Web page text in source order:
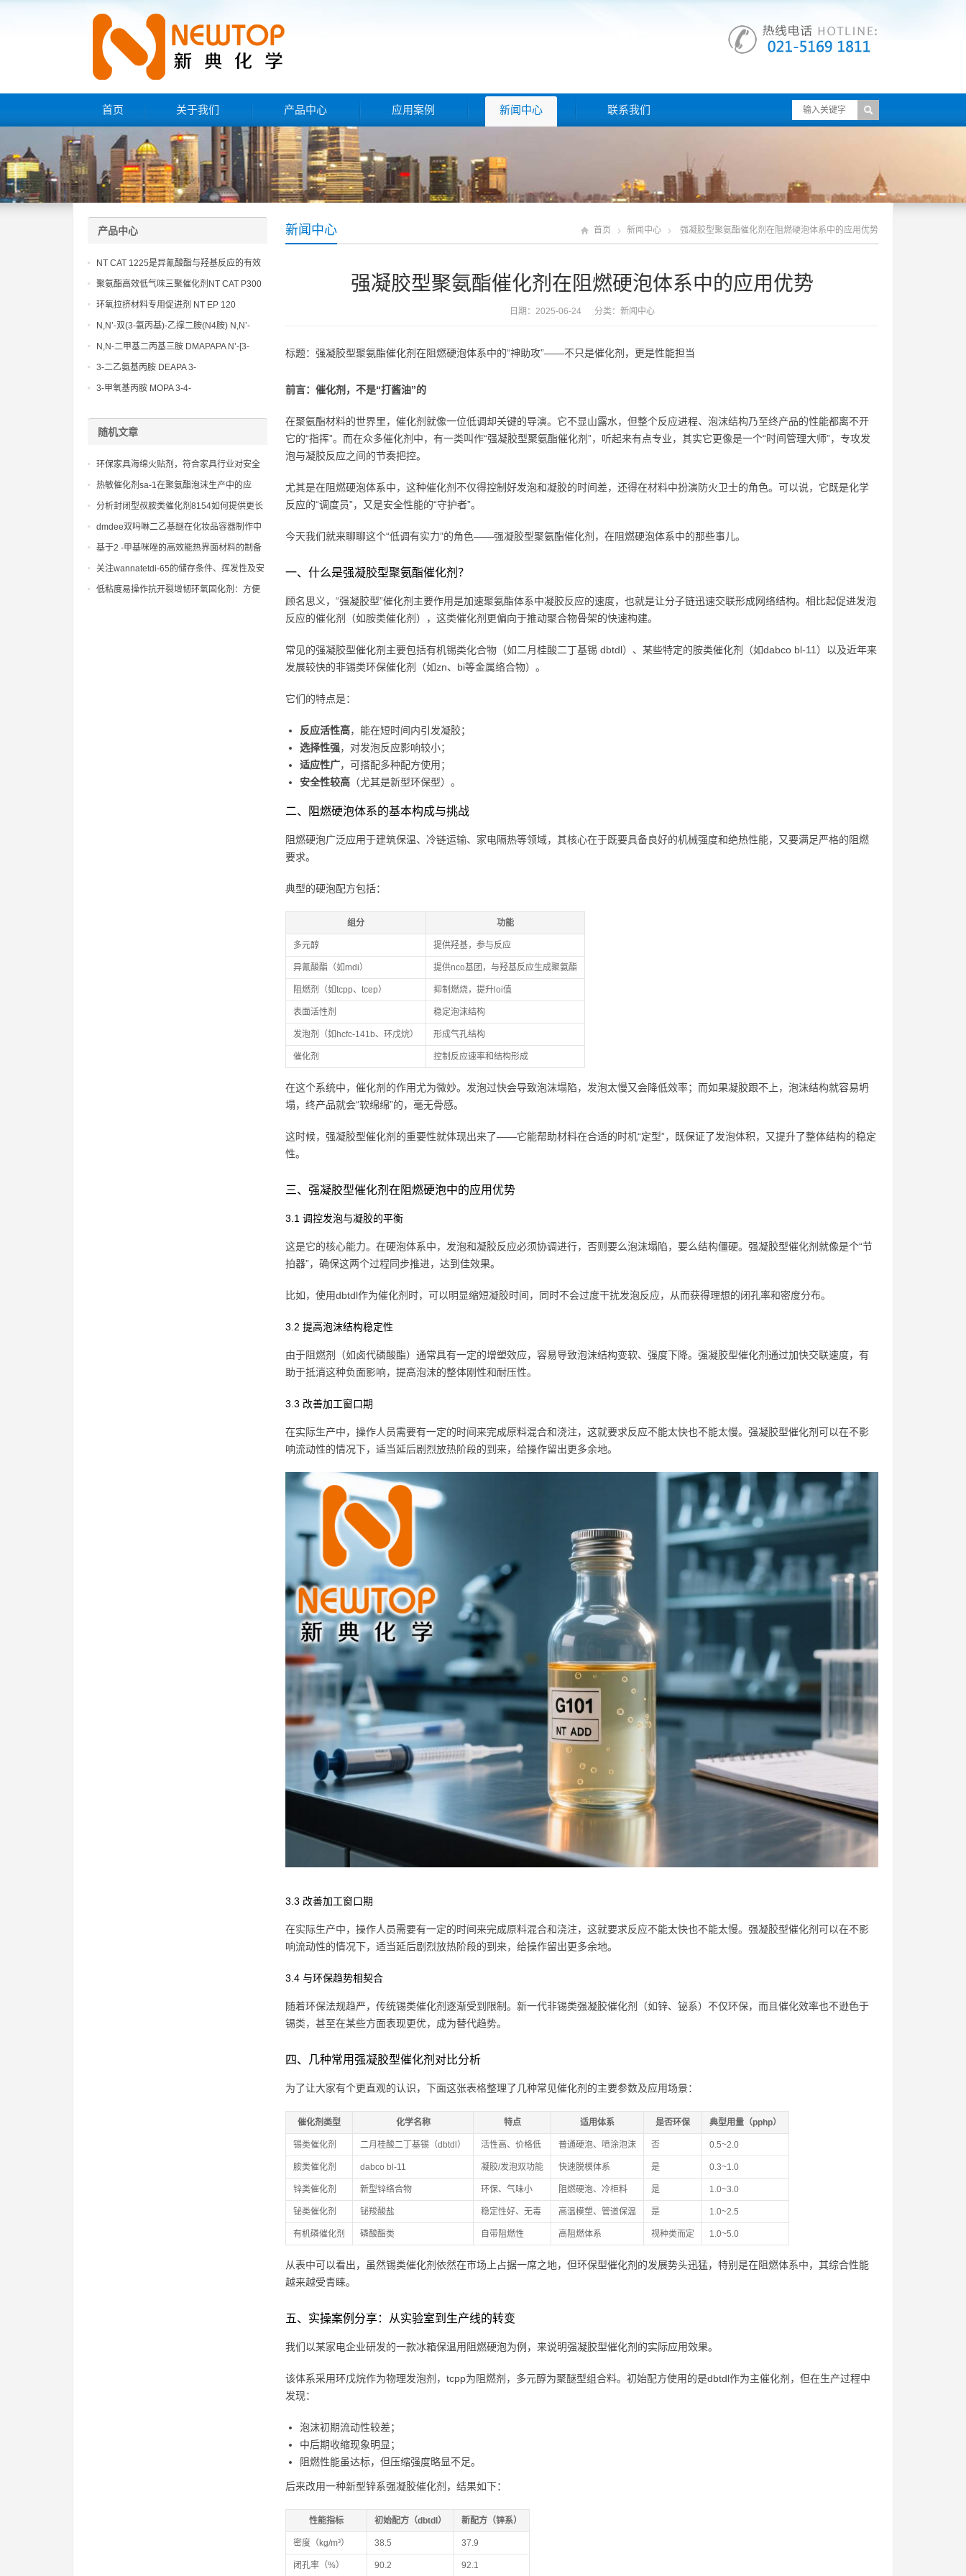
首页 关于我们 产品中心 应用案例 新闻中心 联系我们
新闻中心 首页 新闻中心 强凝胶型聚氨酯催化剂在阻燃硬泡体系中的应用优势
强凝胶型聚氨酯催化剂在阻燃硬泡体系中的应用优势
日期：2025-06-24 分类： 新闻中心
标题：强凝胶型聚氨酯催化剂在阻燃硬泡体系中的“神助攻”——不只是催化剂，更是性能担当
前言：催化剂，不是“打酱油”的
在聚氨酯材料的世界里，催化剂就像一位低调却关键的导演。它不显山露水，但整个反应进程、泡沫结构乃至终产品的性能都离不开
它的“指挥”。而在众多催化剂中，有一类叫作“强凝胶型聚氨酯催化剂”，听起来有点专业，其实它更像是一个“时间管理大师”，专攻发
泡与凝胶反应之间的节奏把控。
尤其是在阻燃硬泡体系中，这种催化剂不仅得控制好发泡和凝胶的时间差，还得在材料中扮演防火卫士的角色。可以说，它既是化学
反应的“调度员”，又是安全性能的“守护者”。
今天我们就来聊聊这个“低调有实力”的角色——强凝胶型聚氨酯催化剂，在阻燃硬泡体系中的那些事儿。
一、什么是强凝胶型聚氨酯催化剂？
顾名思义，“强凝胶型”催化剂主要作用是加速聚氨酯体系中凝胶反应的速度，也就是让分子链迅速交联形成网络结构。相比起促进发泡
反应的催化剂（如胺类催化剂），这类催化剂更偏向于推动聚合物骨架的快速构建。
常见的强凝胶型催化剂主要包括有机锡类化合物（如二月桂酸二丁基锡 dbtdl）、某些特定的胺类催化剂（如dabco bl-11）以及近年来
发展较快的非锡类环保催化剂（如zn、bi等金属络合物）。
它们的特点是：
反应活性高，能在短时间内引发凝胶；
选择性强，对发泡反应影响较小；
适应性广，可搭配多种配方使用；
安全性较高 （尤其是新型环保型）。
二、阻燃硬泡体系的基本构成与挑战
阻燃硬泡广泛应用于建筑保温、冷链运输、家电隔热等领域，其核心在于既要具备良好的机械强度和绝热性能，又要满足严格的阻燃
要求。
典型的硬泡配方包括：
组分 功能
多元醇 提供羟基，参与反应
异氰酸酯（如mdi） 提供nco基团，与羟基反应生成聚氨酯
阻燃剂（如tcpp、tcep） 抑制燃烧，提升loi值
表面活性剂 稳定泡沫结构
发泡剂（如hcfc-141b、环戊烷） 形成气孔结构
催化剂 控制反应速率和结构形成
在这个系统中，催化剂的作用尤为微妙。发泡过快会导致泡沫塌陷，发泡太慢又会降低效率；而如果凝胶跟不上，泡沫结构就容易坍
塌，终产品就会“软绵绵”的，毫无骨感。
这时候，强凝胶型催化剂的重要性就体现出来了——它能帮助材料在合适的时机“定型”，既保证了发泡体积，又提升了整体结构的稳定
性。
三、强凝胶型催化剂在阻燃硬泡中的应用优势
3.1 调控发泡与凝胶的平衡
这是它的核心能力。在硬泡体系中，发泡和凝胶反应必须协调进行，否则要么泡沫塌陷，要么结构僵硬。强凝胶型催化剂就像是个“节
拍器”，确保这两个过程同步推进，达到佳效果。
比如，使用dbtdl作为催化剂时，可以明显缩短凝胶时间，同时不会过度干扰发泡反应，从而获得理想的闭孔率和密度分布。
3.2 提高泡沫结构稳定性
由于阻燃剂（如卤代磷酸酯）通常具有一定的增塑效应，容易导致泡沫结构变软、强度下降。强凝胶型催化剂通过加快交联速度，有
助于抵消这种负面影响，提高泡沫的整体刚性和耐压性。
3.3 改善加工窗口期
在实际生产中，操作人员需要有一定的时间来完成原料混合和浇注，这就要求反应不能太快也不能太慢。强凝胶型催化剂可以在不影
响流动性的情况下，适当延后剧烈放热阶段的到来，给操作留出更多余地。
3.3 改善加工窗口期
在实际生产中，操作人员需要有一定的时间来完成原料混合和浇注，这就要求反应不能太快也不能太慢。强凝胶型催化剂可以在不影
响流动性的情况下，适当延后剧烈放热阶段的到来，给操作留出更多余地。
3.4 与环保趋势相契合
随着环保法规趋严，传统锡类催化剂逐渐受到限制。新一代非锡类强凝胶催化剂（如锌、铋系）不仅环保，而且催化效率也不逊色于
锡类，甚至在某些方面表现更优，成为替代趋势。
四、几种常用强凝胶型催化剂对比分析
为了让大家有个更直观的认识，下面这张表格整理了几种常见催化剂的主要参数及应用场景：
催化剂类型 化学名称 特点 适用体系 是否环保 典型用量（pphp）
锡类催化剂 二月桂酸二丁基锡（dbtdl） 活性高、价格低 普通硬泡、喷涂泡沫 否 0.5~2.0
胺类催化剂 dabco bl-11 凝胶/发泡双功能 快速脱模体系 是 0.3~1.0
锌类催化剂 新型锌络合物 环保、气味小 阻燃硬泡、冷柜料 是 1.0~3.0
铋类催化剂 铋羧酸盐 稳定性好、无毒 高温模塑、管道保温 是 1.0~2.5
有机磷催化剂 磷酸酯类 自带阻燃性 高阻燃体系 视种类而定 1.0~5.0
从表中可以看出，虽然锡类催化剂依然在市场上占据一席之地，但环保型催化剂的发展势头迅猛，特别是在阻燃体系中，其综合性能
越来越受青睐。
五、实操案例分享：从实验室到生产线的转变
我们以某家电企业研发的一款冰箱保温用阻燃硬泡为例，来说明强凝胶型催化剂的实际应用效果。
该体系采用环戊烷作为物理发泡剂，tcpp为阻燃剂，多元醇为聚醚型组合料。初始配方使用的是dbtdl作为主催化剂，但在生产过程中
发现：
泡沫初期流动性较差；
中后期收缩现象明显；
阻燃性能虽达标，但压缩强度略显不足。
后来改用一种新型锌系强凝胶催化剂，结果如下：
性能指标 初始配方（dbtdl） 新配方（锌系）
密度（kg/m³） 38.5 37.9
闭孔率（%） 90.2 92.1
产品中心
NT CAT 1225是异氰酸酯与羟基反应的有效
催化剂
聚氨酯高效低气味三聚催化剂NT CAT P300
环氧拉挤材料专用促进剂 NT EP 120
N,N’-双(3-氨丙基)-乙撑二胺(N4胺) N,N’-
Bis(3-aminopropyl)-ethylenediamine CAS
No10563-26-5
N,N-二甲基二丙基三胺 DMAPAPA N’-[3-
(dimethylamino)propyllpropane-1,3-
diamine CAS No10563-29-8
3-二乙氨基丙胺 DEAPA 3-
(Diethylamino)propylamine CAS No 104-
3-甲氧基丙胺 MOPA 3-4-
随机文章
环保家具海绵火贴剂，符合家具行业对安全
和环保的严格标准
热敏催化剂sa-1在聚氨酯泡沫生产中的应
用，旨在实现可控的延迟发泡和凝胶反应。
分析封闭型叔胺类催化剂8154如何提供更长
的操作时间
dmdee双吗啉二乙基醚在化妆品容器制作中
的特殊用途：美丽背后的科学秘密
基于2 -甲基咪唑的高效能热界面材料的制备
方法
关注wannatetdi-65的储存条件、挥发性及安
全操作指南
低粘度易操作抗开裂增韧环氧固化剂：方便